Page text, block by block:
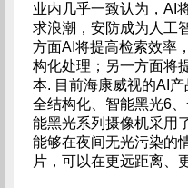
业内几乎一致认为，AI
求浪潮，安防成为人工
方面AI将提高检索效率
构化处理；另一方面将
本. 目前海康威视的AI产
全结构化、智能黑光6
能黑光系列摄像机采用
能够在夜间无光污染的
片，可以在更远距离、